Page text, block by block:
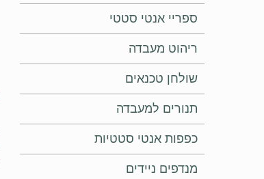
ספריי אנטי סטטי
ריהוט מעבדה
שולחן טכנאים
תנורים למעבדה
כפפות אנטי סטטיות
מנדפים ניידים